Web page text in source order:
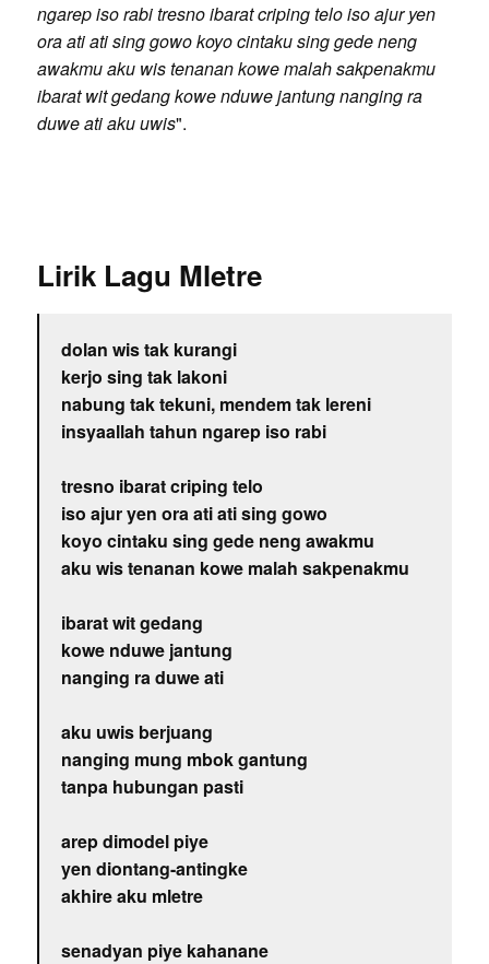
ngarep iso rabi tresno ibarat criping telo iso ajur yen
ora ati ati sing gowo koyo cintaku sing gede neng
awakmu aku wis tenanan kowe malah sakpenakmu
ibarat wit gedang kowe nduwe jantung nanging ra
duwe ati aku uwis".
Lirik Lagu Mletre
dolan wis tak kurangi
kerjo sing tak lakoni
nabung tak tekuni, mendem tak lereni
insyaallah tahun ngarep iso rabi
tresno ibarat criping telo
iso ajur yen ora ati ati sing gowo
koyo cintaku sing gede neng awakmu
aku wis tenanan kowe malah sakpenakmu
ibarat wit gedang
kowe nduwe jantung
nanging ra duwe ati
aku uwis berjuang
nanging mung mbok gantung
tanpa hubungan pasti
arep dimodel piye
yen diontang-antingke
akhire aku mletre
senadyan piye kahanane